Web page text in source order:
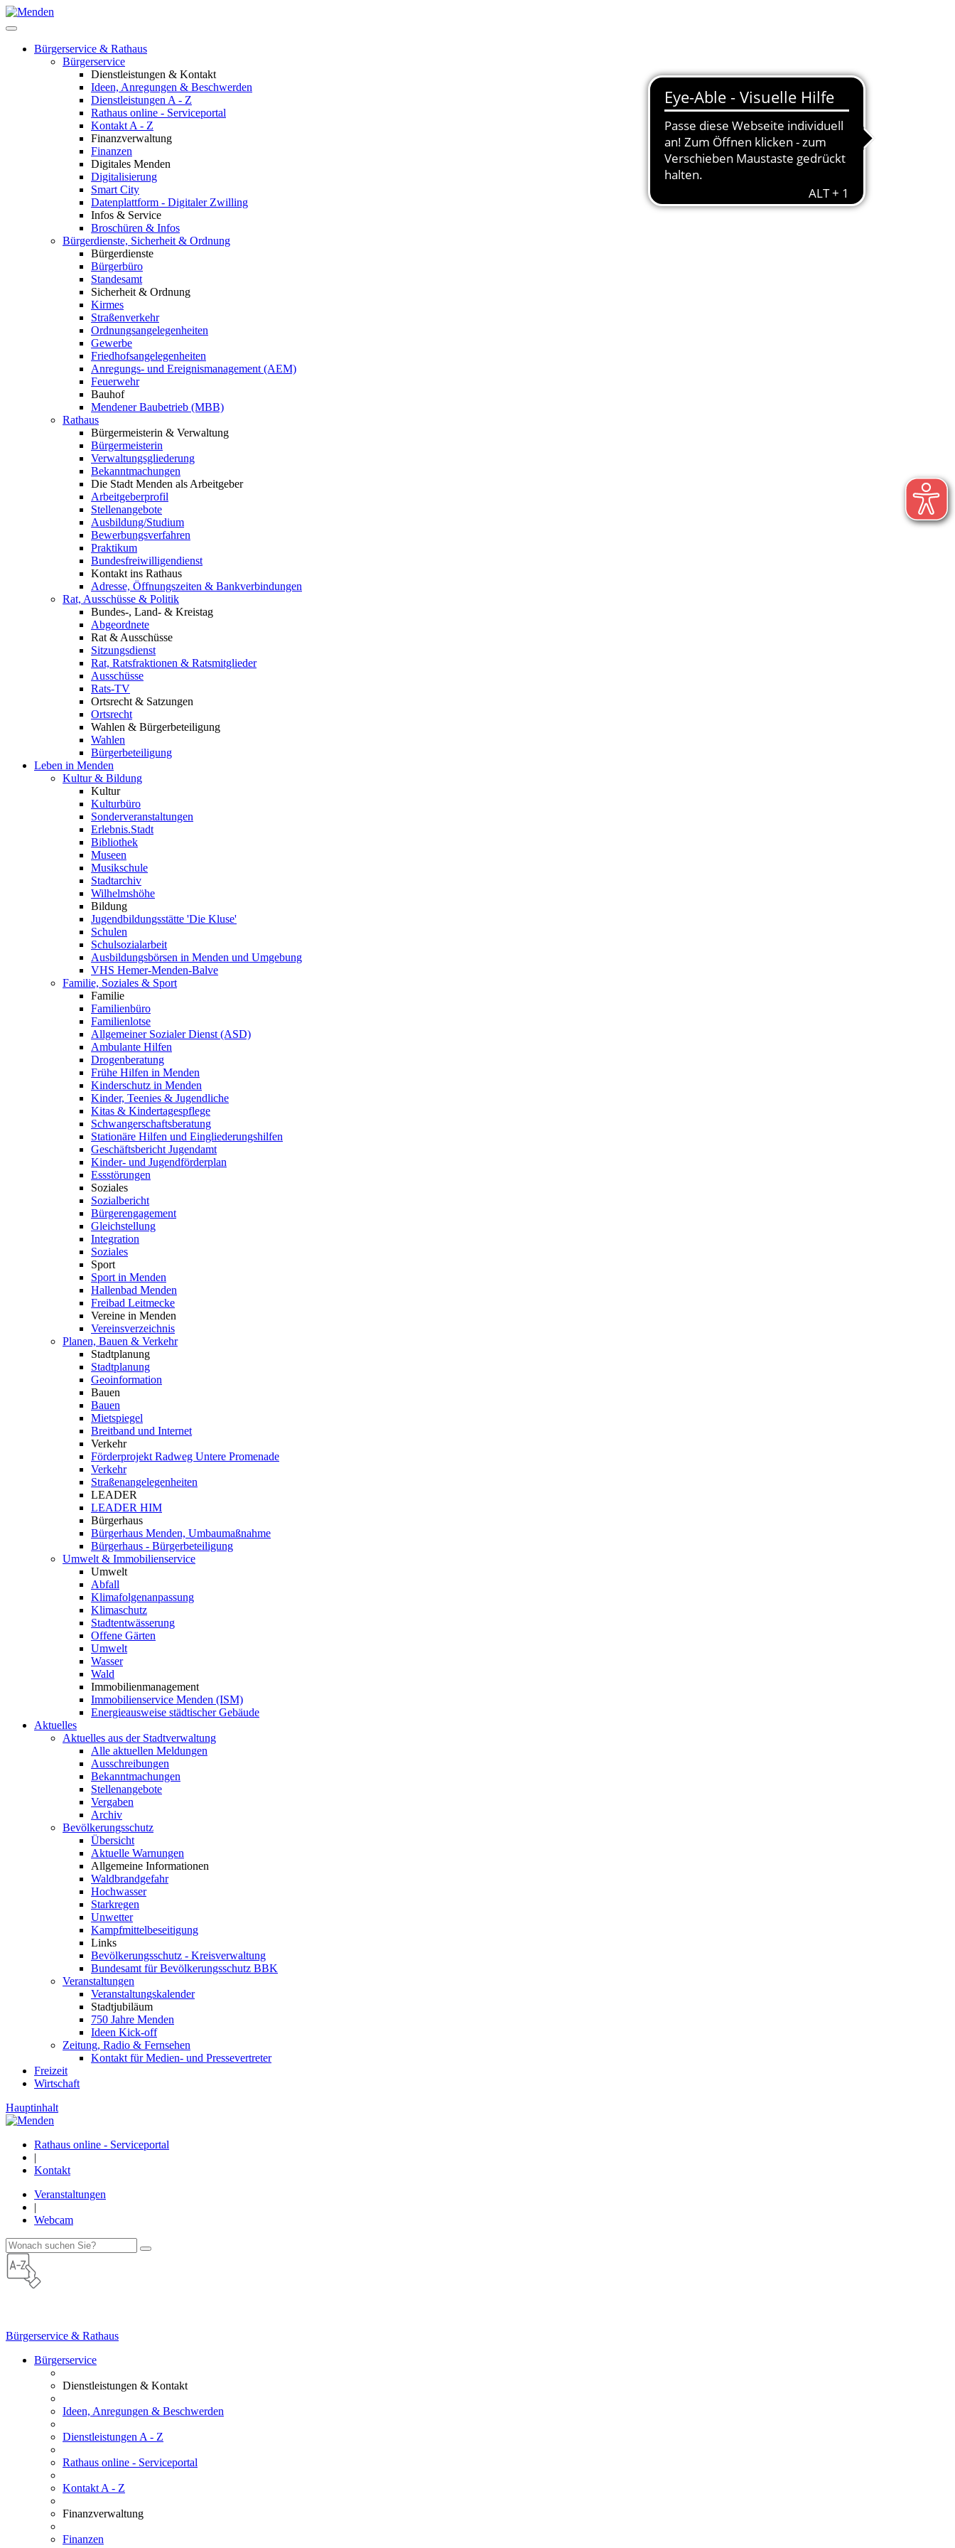
Bürgerservice & Rathaus
Bürgerservice
Dienstleistungen & Kontakt
Ideen, Anregungen & Beschwerden
Dienstleistungen A - Z
Rathaus online - Serviceportal
Kontakt A - Z
Finanzverwaltung
Finanzen
Digitales Menden
Digitalisierung
Smart City
Datenplattform - Digitaler Zwilling
Infos & Service
Broschüren & Infos
Bürgerdienste, Sicherheit & Ordnung
Bürgerdienste
Bürgerbüro
Standesamt
Sicherheit & Ordnung
Kirmes
Straßenverkehr
Ordnungsangelegenheiten
Gewerbe
Friedhofsangelegenheiten
Anregungs- und Ereignismanagement (AEM)
Feuerwehr
Bauhof
Mendener Baubetrieb (MBB)
Rathaus
Bürgermeisterin & Verwaltung
Bürgermeisterin
Verwaltungsgliederung
Bekanntmachungen
Die Stadt Menden als Arbeitgeber
Arbeitgeberprofil
Stellenangebote
Ausbildung/Studium
Bewerbungsverfahren
Praktikum
Bundesfreiwilligendienst
Kontakt ins Rathaus
Adresse, Öffnungszeiten & Bankverbindungen
Rat, Ausschüsse & Politik
Bundes-, Land- & Kreistag
Abgeordnete
Rat & Ausschüsse
Sitzungsdienst
Rat, Ratsfraktionen & Ratsmitglieder
Ausschüsse
Rats-TV
Ortsrecht & Satzungen
Ortsrecht
Wahlen & Bürgerbeteiligung
Wahlen
Bürgerbeteiligung
Leben in Menden
Kultur & Bildung
Kultur
Kulturbüro
Sonderveranstaltungen
Erlebnis.Stadt
Bibliothek
Museen
Musikschule
Stadtarchiv
Wilhelmshöhe
Bildung
Jugendbildungsstätte 'Die Kluse'
Schulen
Schulsozialarbeit
Ausbildungsbörsen in Menden und Umgebung
VHS Hemer-Menden-Balve
Familie, Soziales & Sport
Familie
Familienbüro
Familienlotse
Allgemeiner Sozialer Dienst (ASD)
Ambulante Hilfen
Drogenberatung
Frühe Hilfen in Menden
Kinderschutz in Menden
Kinder, Teenies & Jugendliche
Kitas & Kindertagespflege
Schwangerschaftsberatung
Stationäre Hilfen und Eingliederungshilfen
Geschäftsbericht Jugendamt
Kinder- und Jugendförderplan
Essstörungen
Soziales
Sozialbericht
Bürgerengagement
Gleichstellung
Integration
Soziales
Sport
Sport in Menden
Hallenbad Menden
Freibad Leitmecke
Vereine in Menden
Vereinsverzeichnis
Planen, Bauen & Verkehr
Stadtplanung
Stadtplanung
Geoinformation
Bauen
Bauen
Mietspiegel
Breitband und Internet
Verkehr
Förderprojekt Radweg Untere Promenade
Verkehr
Straßenangelegenheiten
LEADER
LEADER HIM
Bürgerhaus
Bürgerhaus Menden, Umbaumaßnahme
Bürgerhaus - Bürgerbeteiligung
Umwelt & Immobilienservice
Umwelt
Abfall
Klimafolgenanpassung
Klimaschutz
Stadtentwässerung
Offene Gärten
Umwelt
Wasser
Wald
Immobilienmanagement
Immobilienservice Menden (ISM)
Energieausweise städtischer Gebäude
Aktuelles
Aktuelles aus der Stadtverwaltung
Alle aktuellen Meldungen
Ausschreibungen
Bekanntmachungen
Stellenangebote
Vergaben
Archiv
Bevölkerungsschutz
Übersicht
Aktuelle Warnungen
Allgemeine Informationen
Waldbrandgefahr
Hochwasser
Starkregen
Unwetter
Kampfmittelbeseitigung
Links
Bevölkerungsschutz - Kreisverwaltung
Bundesamt für Bevölkerungsschutz BBK
Veranstaltungen
Veranstaltungskalender
Stadtjubiläum
750 Jahre Menden
Ideen Kick-off
Zeitung, Radio & Fernsehen
Kontakt für Medien- und Pressevertreter
Freizeit
Wirtschaft
Hauptinhalt
Rathaus online - Serviceportal
|
Kontakt
Veranstaltungen
|
Webcam
Bürgerservice & Rathaus
Bürgerservice
Dienstleistungen & Kontakt
Ideen, Anregungen & Beschwerden
Dienstleistungen A - Z
Rathaus online - Serviceportal
Kontakt A - Z
Finanzverwaltung
Finanzen